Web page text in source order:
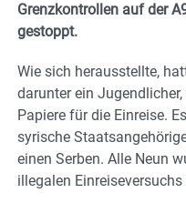
Grenzkontrollen auf der
gestoppt.
Wie sich herausstellte,
darunter ein
Papiere für die Einreise.
syrische
einen Serben. Alle Neun
illegalen